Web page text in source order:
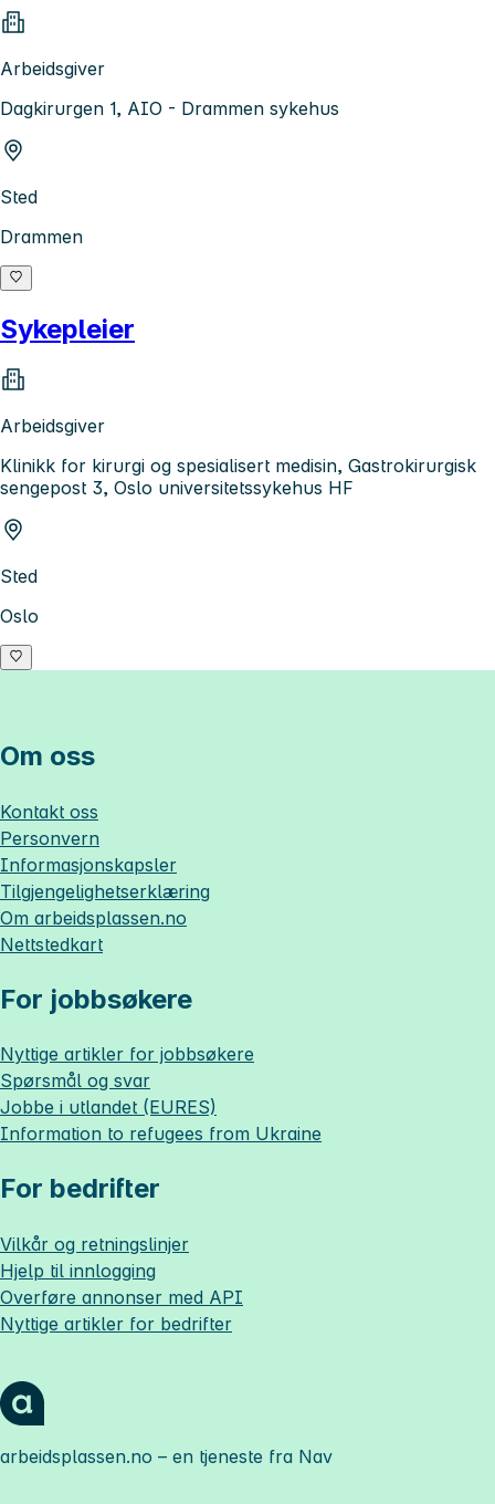
Arbeidsgiver
Dagkirurgen 1, AIO - Drammen sykehus
Sted
Drammen
Sykepleier
Arbeidsgiver
Klinikk for kirurgi og spesialisert medisin, Gastrokirurgisk
sengepost 3, Oslo universitetssykehus HF
Sted
Oslo
Om oss
Kontakt oss
Personvern
Informasjonskapsler
Tilgjengelighetserklæring
Om arbeidsplassen.no
Nettstedkart
For jobbsøkere
Nyttige artikler for jobbsøkere
Spørsmål og svar
Jobbe i utlandet (EURES)
Information to refugees from Ukraine
For bedrifter
Vilkår og retningslinjer
Hjelp til innlogging
Overføre annonser med API
Nyttige artikler for bedrifter
arbeidsplassen.no – en tjeneste fra Nav